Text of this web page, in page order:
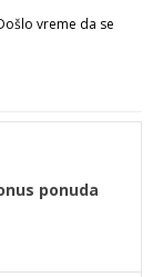
vreme da se
ponuda